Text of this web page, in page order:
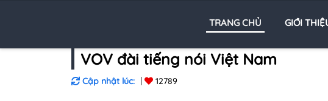
TRANG CHỦ GIỚI
VOV đài tiếng nói Việt Nam
Cập nhật lúc: 12789